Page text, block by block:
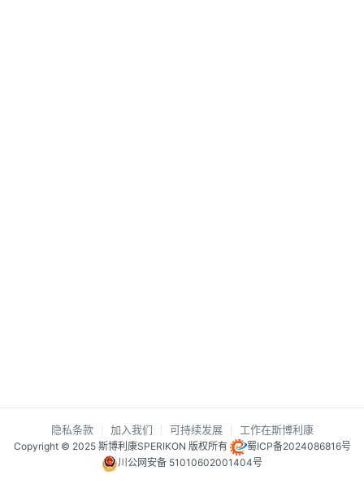
隐私条款 加入我们 可持续发展 工作在斯博利康
Copyright © 2025 斯博利康SPERIKON 版权所有
蜀ICP备2024086816号
川公网安备 51010602001404号